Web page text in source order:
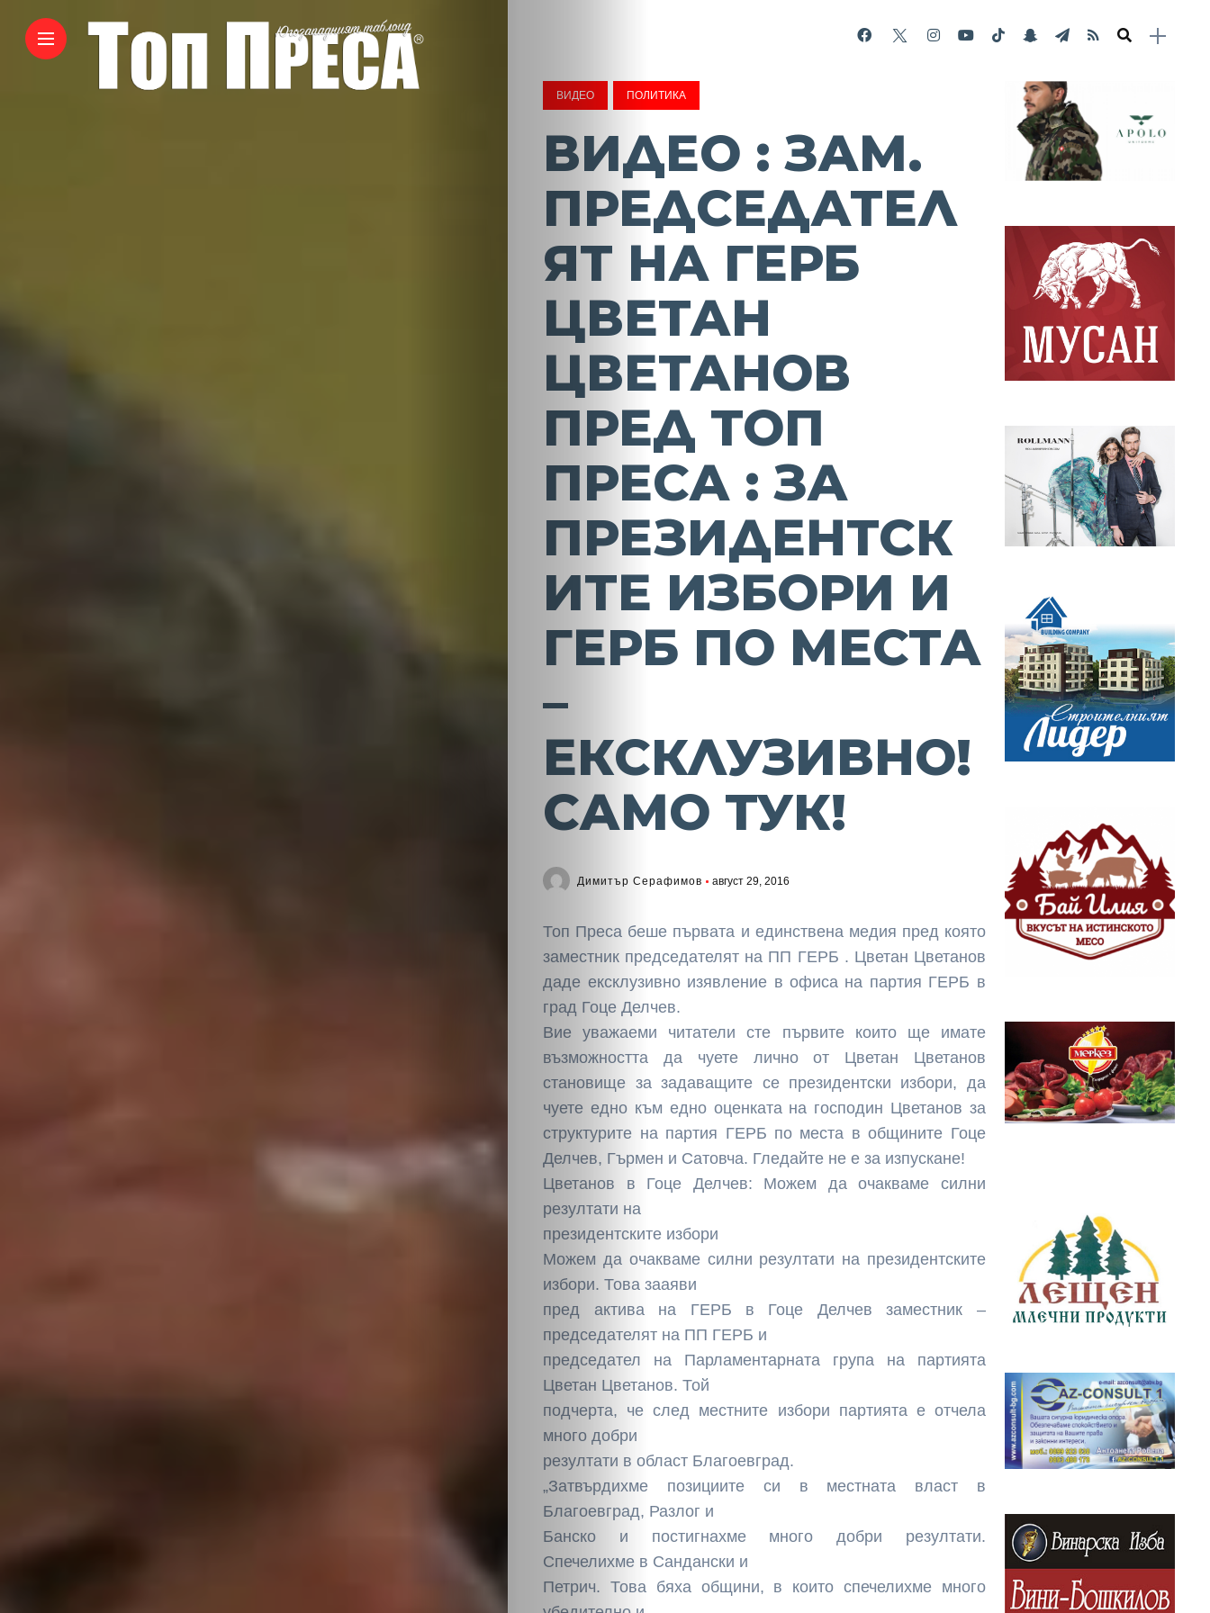
ВИДЕО ПОЛИТИКА
ВИДЕО : ЗАМ.
ПРЕДСЕДАТЕЛ
ЯТ НА ГЕРБ
ЦВЕТАН
ЦВЕТАНОВ
ПРЕД ТОП
ПРЕСА : ЗА
ПРЕЗИДЕНТСК
ИТЕ ИЗБОРИ И
ГЕРБ ПО МЕСТА
–
ЕКСКЛУЗИВНО!
САМО ТУК!
Димитър Серафимов август 29, 2016
Топ Преса беше първата и единствена медия пред която
заместник председателят на ПП ГЕРБ . Цветан Цветанов
даде ексклузивно изявление в офиса на партия ГЕРБ в
град Гоце Делчев.
Вие уважаеми читатели сте първите които ще имате
възможността да чуете лично от Цветан Цветанов
становище за задаващите се президентски избори, да
чуете едно към едно оценката на господин Цветанов за
структурите на партия ГЕРБ по места в общините Гоце
Делчев, Гърмен и Сатовча. Гледайте не е за изпускане!
Цветанов в Гоце Делчев: Можем да очакваме силни
резултати на
президентските избори
Можем да очакваме силни резултати на президентските
избори. Това зааяви
пред актива на ГЕРБ в Гоце Делчев заместник –
председателят на ПП ГЕРБ и
председател на Парламентарната група на партията
Цветан Цветанов. Той
подчерта, че след местните избори партията е отчела
много добри
резултати в област Благоевград.
„Затвърдихме позициите си в местната власт в
Благоевград, Разлог и
Банско и постигнахме много добри резултати.
Спечелихме в Сандански и
Петрич. Това бяха общини, в които спечелихме много